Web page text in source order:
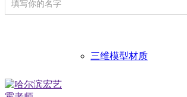
短视频制作
三维模型材质